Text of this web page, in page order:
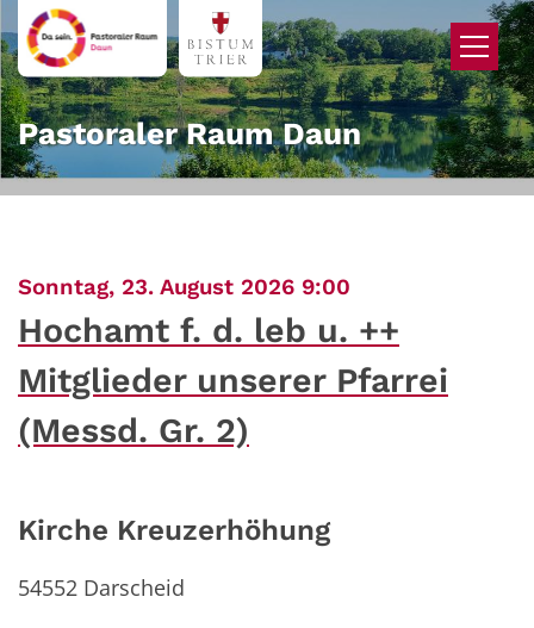
Zum Inhalt springen
Pastoraler Raum Daun
Sonntag, 23. August 2026 9:00
Hochamt f. d. leb u. ++
Mitglieder unserer Pfarrei
(Messd. Gr. 2)
Kirche Kreuzerhöhung
54552 Darscheid